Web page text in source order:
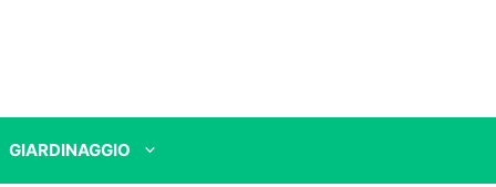
GIARDINAGGIO